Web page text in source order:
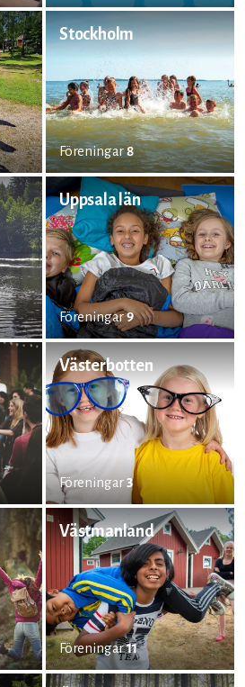
Stockholm
Föreningar8
Uppsala län
Föreningar9
Västerbotten
Föreningar3
Västmanland
Föreningar11